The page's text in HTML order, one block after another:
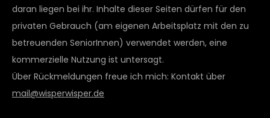
daran liegen bei ihr. Inhalte dieser Seiten dürfen für den
privaten Gebrauch (am eigenen Arbeitsplatz mit den zu
betreuenden SeniorInnen) verwendet werden, eine
kommerzielle Nutzung ist untersagt.
Über Rückmeldungen freue ich mich: Kontakt über
mail@wisperwisper.de